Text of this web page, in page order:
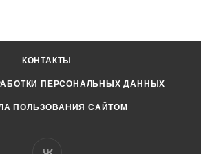
КОНТАКТЫ
ПЕРСОНАЛЬНЫХ ДАННЫХ
ПОЛЬЗОВАНИЯ САЙТОМ